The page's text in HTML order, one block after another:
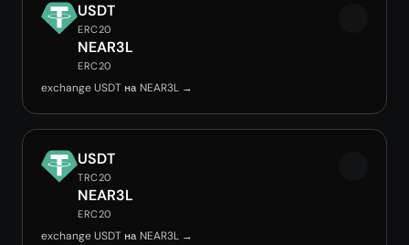
USDT
ERC20
NEAR3L
ERC20
exchange USDT на NEAR3L →
USDT
TRC20
NEAR3L
ERC20
exchange USDT на NEAR3L →